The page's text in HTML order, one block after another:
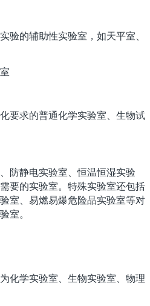
验的辅助性实验室，如天平室、
要求的普通化学实验室、生物试
防静电实验室、恒温恒湿实验
要的实验室。特殊实验室还包括
室、易燃易爆危险品实验室等对
室。
化学实验室、生物实验室、物理